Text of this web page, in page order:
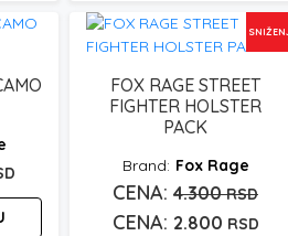
FOX RAGE STREET
FIGHTER HOLSTER
PACK
Fox Rage
4.300RSD
2.800 RSD